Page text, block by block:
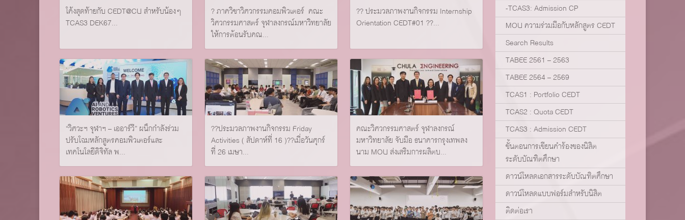
โค้งสุดท้ายกับ CEDT@CU สำหรับน้องๆ
TCAS3 DEK67...
?️ ภาควิชาวิศวกรรมคอมพิวเตอร์ คณะ
วิศวกรรมศาสตร์ จุฬาลงกรณ์มหาวิทยาลัย
ให้การต้อนรับคณ...
?? ประมวลภาพงานกิจกรรม Internship
Orientation CEDT#01 ??...
“วิศวะฯ จุฬาฯ – เออาร์วี” ผนึกกำลังร่วม
ปรับโฉมหลักสูตรคอมพิวเตอร์และ
เทคโนโลยีดิจิทัล พ...
??️ประมวลภาพงานกิจกรรม Friday
Activities ( สัปดาห์ที่ 16 )?️?เมื่อวันศุกร์
ที่ 26 เมษา...
คณะวิศวกรรมศาสตร์ จุฬาลงกรณ์
มหาวิทยาลัย จับมือ ธนาคารกรุงเทพลง
นาม MOU ส่งเสริมการผลิตบ...
-TCAS3: Admission CP
MOU ความร่วมมือกับหลักสูตร CEDT
Search Results
TABEE 2561 – 2563
TABEE 2564 – 2569
TCAS1 : Portfolio CEDT
TCAS2 : Quota CEDT
TCAS3 : Admission CEDT
ขั้นตอนการเขียนคำร้องของนิสิต
ระดับบัณฑิตศึกษา
ดาวน์โหลดเอกสารระดับบัณฑิตศึกษา
ดาวน์โหลดแบบฟอร์มสำหรับนิสิต
ติดต่อเรา